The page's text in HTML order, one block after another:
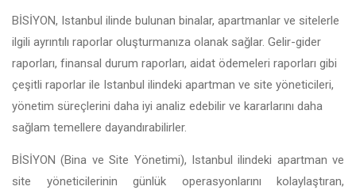
BİSİYON, Istanbul ilinde bulunan binalar, apartmanlar ve sitelerle
ilgili ayrıntılı raporlar oluşturmanıza olanak sağlar. Gelir-gider
raporları, finansal durum raporları, aidat ödemeleri raporları gibi
çeşitli raporlar ile Istanbul ilindeki apartman ve site yöneticileri,
yönetim süreçlerini daha iyi analiz edebilir ve kararlarını daha
sağlam temellere dayandırabilirler.
BİSİYON (Bina ve Site Yönetimi), Istanbul ilindeki apartman ve
site yöneticilerinin günlük operasyonlarını kolaylaştıran,